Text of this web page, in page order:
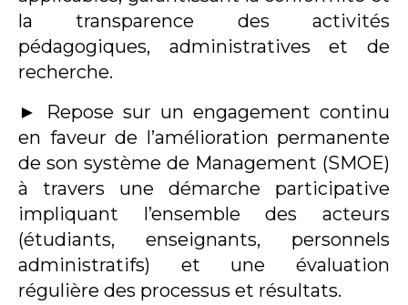
la transparence des activités
pédagogiques, administratives et de
recherche.
► Repose sur un engagement continu
en faveur de l’amélioration permanente
de son système de Management (SMOE)
à travers une démarche participative
impliquant l’ensemble des acteurs
(étudiants, enseignants, personnels
administratifs) et une évaluation
régulière des processus et résultats.